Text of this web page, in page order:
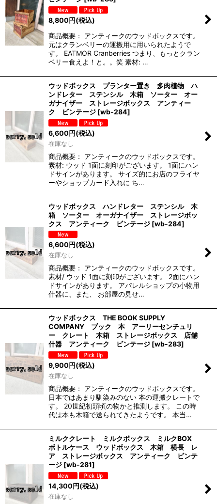
8,800円(税込)
商品概要： アンティークのウッドボックスです。
元はクランベリーの運搬用に用いられたようで
す。 EATMOR Cranberries つまり、もっとクラン
ベリー食えよ！と。。笑 素材: …
ウッドボックス プランター置き 多肉植物 ハ
ンドレター ステンシル 木箱 ソーター オー
ガナイザー ストレージボックス アンティー
ク ビンテージ [wb-284]
6,600円(税込)
在庫なし
商品概要： アンティークのウッドボックスです。
素材: ウッド 1面に刻印がございます。 1面にハン
ドサインがあります。 サイズ的にお店のフライヤ
ーやショップカード入れに ち…
ウッドボックス ハンドレター ステンシル 木
箱 ソーター オーガナイザー ストレージボッ
クス アンティーク ビンテージ [wb-284]
6,600円(税込)
在庫なし
商品概要： アンティークのウッドボックスです。
素材/ ウッド 1面に刻印がございます。 2面にハン
ドサインがあります。 アパレルショップの小物用
什器に、また、 お部屋の見せ…
ウッドボックス THE BOOK SUPPLY
COMPANY ブック 本 アーリーセンチュリ
ー クレート 木箱 ストレージボックス 店舗
什器 アンティーク ビンテージ [wb-283]
9,900円(税込)
在庫なし
商品概要： アンティークのウッドボックスです。
日本ではあまり馴染みのない 本の運搬クレートで
す。 20世紀初頭頃の物かと推測します。 この時
代は本も木箱で送られてきたようです。 本当…
ミルククレート ミルクボックス ミルクBOX
ボトルケース ウッドボックス 木箱 横長 レ
ア ストレージボックス アンティーク ビンテ
ージ [wb-281]
14,300円(税込)
在庫なし